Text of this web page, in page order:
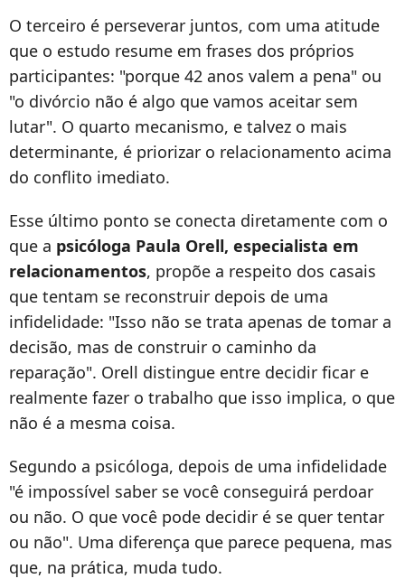
O terceiro é perseverar juntos, com uma atitude
que o estudo resume em frases dos próprios
participantes: "porque 42 anos valem a pena" ou
"o divórcio não é algo que vamos aceitar sem
lutar". O quarto mecanismo, e talvez o mais
determinante, é priorizar o relacionamento acima
do conflito imediato.
Esse último ponto se conecta diretamente com o
que a psicóloga Paula Orell, especialista em
relacionamentos, propõe a respeito dos casais
que tentam se reconstruir depois de uma
infidelidade: "Isso não se trata apenas de tomar a
decisão, mas de construir o caminho da
reparação". Orell distingue entre decidir ficar e
realmente fazer o trabalho que isso implica, o que
não é a mesma coisa.
Segundo a psicóloga, depois de uma infidelidade
"é impossível saber se você conseguirá perdoar
ou não. O que você pode decidir é se quer tentar
ou não". Uma diferença que parece pequena, mas
que, na prática, muda tudo.